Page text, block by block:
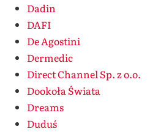
Dadin
DAFI
De Agostini
Dermedic
Direct Channel Sp. z o.o.
Dookoła Świata
Dreams
Duduś